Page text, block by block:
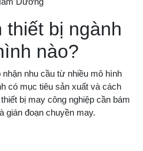
thiết bị ngành
nào?
nhu cầu từ nhiều mô hình
có mục tiêu sản xuất và cách
bị may công nghiệp cần bám
gián đoạn chuyền may.